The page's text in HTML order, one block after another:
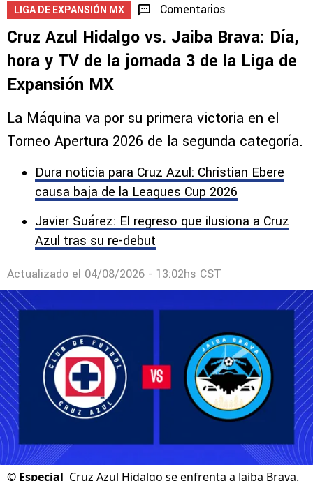
LIGA DE EXPANSIÓN MX Comentarios
Cruz Azul Hidalgo vs. Jaiba Brava: Día,
hora y TV de la jornada 3 de la Liga de
Expansión MX
La Máquina va por su primera victoria en el
Torneo Apertura 2026 de la segunda categoría.
Dura noticia para Cruz Azul: Christian Ebere
causa baja de la Leagues Cup 2026
Javier Suárez: El regreso que ilusiona a Cruz
Azul tras su re-debut
Actualizado el 04/08/2026 - 13:02hs CST
© Especial Cruz Azul Hidalgo se enfrenta a Jaiba Brava.